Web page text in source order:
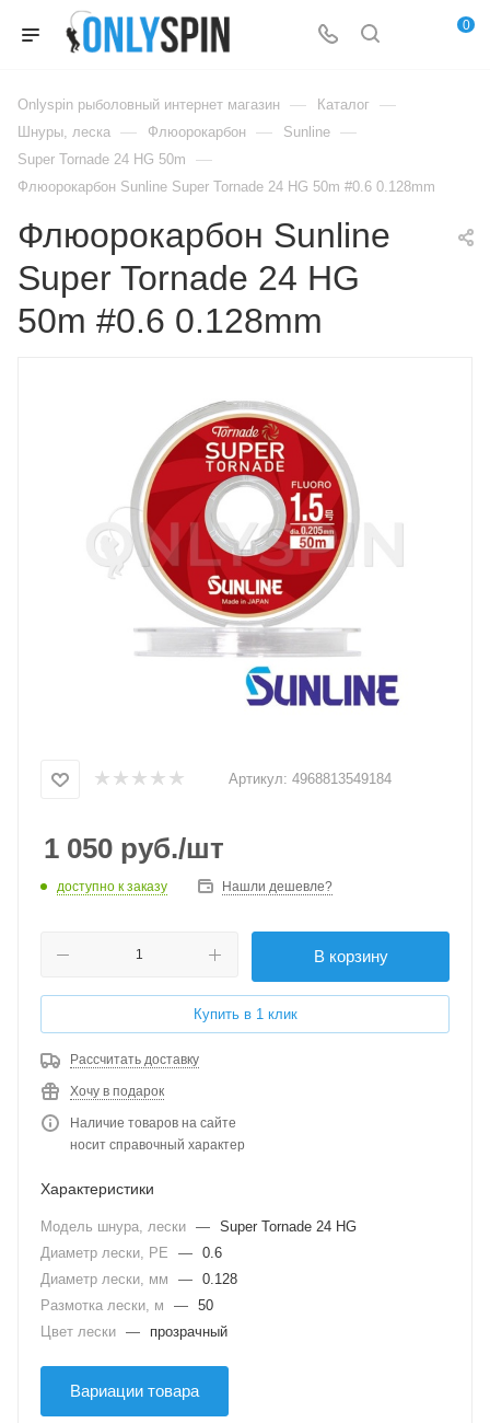
0
Onlyspin рыболовный интернет магазин — Каталог —
Шнуры, леска — Флюорокарбон — Sunline —
Super Tornade 24 HG 50m —
Флюорокарбон Sunline Super Tornade 24 HG 50m #0.6 0.128mm
Флюорокарбон Sunline
Super Tornade 24 HG
50m #0.6 0.128mm
Артикул: 4968813549184
1 050 руб./шт
доступно к заказу Нашли дешевле?
В корзину
Купить в 1 клик
Рассчитать доставку
Хочу в подарок
Наличие товаров на сайте
носит справочный характер
Характеристики
Модель шнура, лески — Super Tornade 24 HG
Диаметр лески, PE
— 0.6
Диаметр лески, мм
— 0.128
Размотка лески, м
— 50
Цвет лески — прозрачный
Вариации товара